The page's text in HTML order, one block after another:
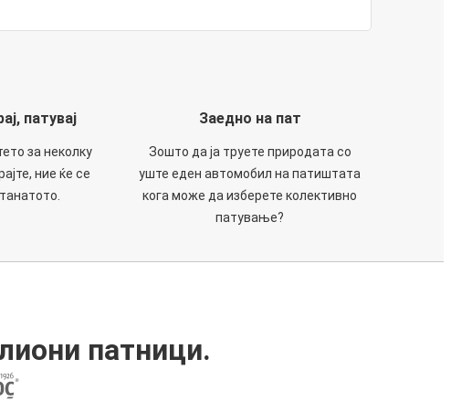
патувај
за неколку
ние ќе се
Заедно на пат
Зошто да ја труете природата со
уште еден автомобил на патиштата
кога може да изберете колективно
патување?
патници.